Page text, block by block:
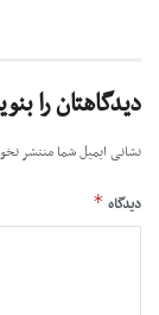
دیدگاهتان را
نشانی ایمیل شما منتشر
دیدگاه *